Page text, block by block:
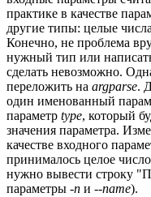
практике в качестве
другие типы: целые
Конечно, не проблема
нужный тип или
сделать невозможно.
переложить на argparse.
один именованный
параметр type, который
значения параметра.
качестве входного
принималось целое
нужно вывести строку
параметры -n и --name).